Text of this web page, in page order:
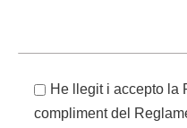
He llegit i accepto la
compliment del